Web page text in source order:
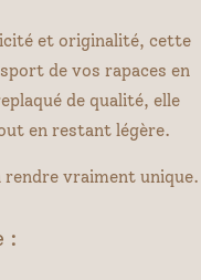
et originalité, cette
de vos rapaces en
de qualité, elle
en restant légère.
vraiment unique.
: